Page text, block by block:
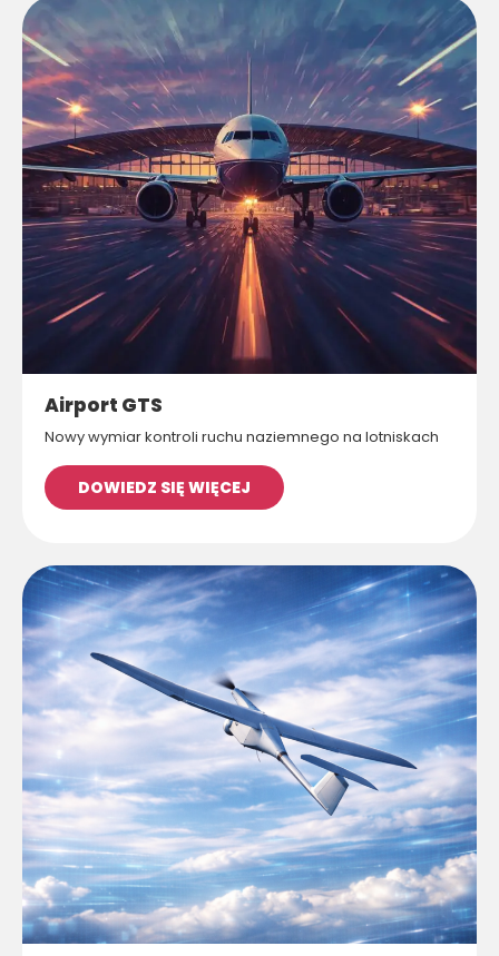
Airport GTS
Nowy wymiar kontroli ruchu naziemnego na lotniskach
DOWIEDZ SIĘ WIĘCEJ